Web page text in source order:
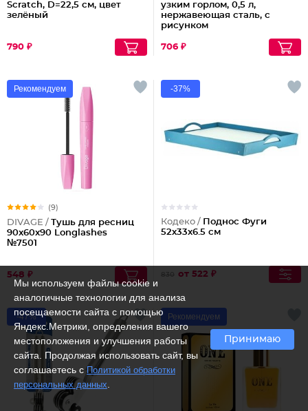
Scratch, D=22,5 см, цвет
зелёный
790 ₽
узким горлом, 0,5 л,
нержавеющая сталь, с
рисунком
706 ₽
Рекомендуем
(9)
DIVAGE / Тушь для ресниц
90x60x90 Longlashes
№7501
548 ₽
-37%
Кодеко / Поднос Фуги
52х33х6.5 см
от 522 ₽
-47% Рекомендуем
Мы используем файлы cookie и
аналогичные технологии для анализа
посещаемости сайта с помощью
Яндекс.Метрики, определения вашего
местоположения и улучшения работы
сайта. Продолжая использовать сайт, вы
соглашаетесь с Политикой обработки
персональных данных
Принимаю